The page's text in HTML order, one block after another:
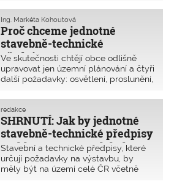
věcný záměr vypracovaný MMR. O rok
později schválená verze měla zajistit,
aby veřejné stavební právo stanovilo
jednoznačná, jednoduchá,
aplikovatelná, vymahatelná
a srozumitelná pravidla. Na stránkách
www.ckait.cz/rekodifikacejsou
uloženy všechny dokumenty oficiálně
tohoto článku jich bylo již 188.
Rekodifikaci pravidelně projednávala
Legislativní komise ČKAIT
a popisujeme ji v téměř každém
vydání časopisu Z+i:
Proč chceme jednotné
stavebně-technické
předpisy?
Ing. Markéta Kohoutová
Ve skutečnosti chtějí obce odlišně
upravovat jen územní plánování a čtyři
další požadavky: osvětlení, proslunění,
dopad na urbanismus. To by bylo
možné řešit i v rámci jednotných
stavebně-technických předpisů
prostřednictvím koeficientů a hodnot,
které by si města mohla upravovat
vlastní vyhláškou odlišně. Ostatní
ustanovení by byla shodná pro celou
ČR.
SHRNUTÍ: Jak by jednotné
stavebně-technické předpisy
mohly reagovat na lokální
specifika?
redakce
Stavební a technické předpisy, které
určují požadavky na výstavbu, by
měly být na území celé ČR včetně